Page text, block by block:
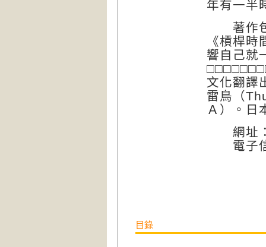
年有一半
著作包
《槓桿
響自己就
文化翻譯
雷鳥（
Ａ）。日
網址
電子信
目錄